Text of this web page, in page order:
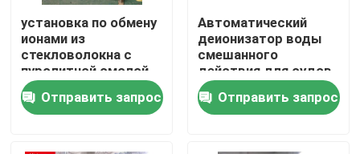
Дом
Продукты
установка по обмену
ионами из
стекловолокна с
пуролитной смолой
Отправить запрос
Автоматический
деионизатор воды
смешанного
действия для судов
HJ10
Отправить запрос